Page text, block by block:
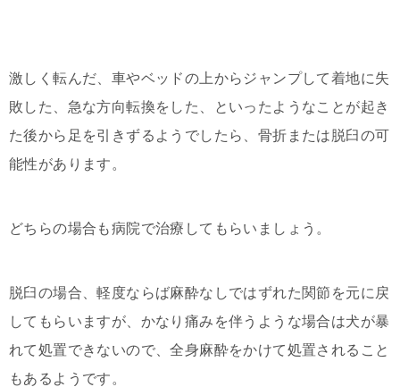
激しく転んだ、車やベッドの上からジャンプして着地に失
敗した、急な方向転換をした、といったようなことが起き
た後から足を引きずるようでしたら、骨折または脱臼の可
能性があります。
どちらの場合も病院で治療してもらいましょう。
脱臼の場合、軽度ならば麻酔なしではずれた関節を元に戻
してもらいますが、かなり痛みを伴うような場合は犬が暴
れて処置できないので、全身麻酔をかけて処置されること
もあるようです。